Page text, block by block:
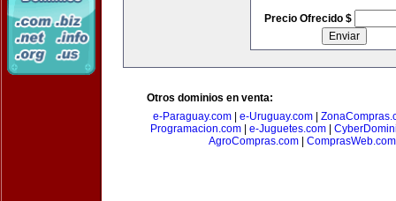
Precio Ofrecido $
Otros dominios en venta:
e-Paraguay.com| e-Uruguay.com|
Programacion.com| e-Juguetes.com|
AgroCompras.com| ComprasWeb.com